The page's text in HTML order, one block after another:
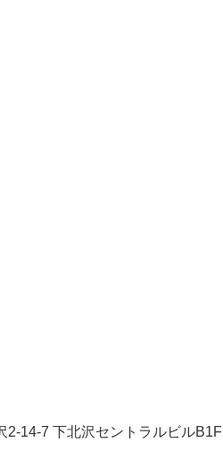
7 下北沢セントラルビルB1F